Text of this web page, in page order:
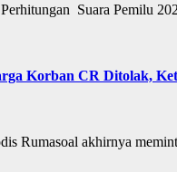
Suara Pemilu
Korban CR Ditolak,
akhirnya